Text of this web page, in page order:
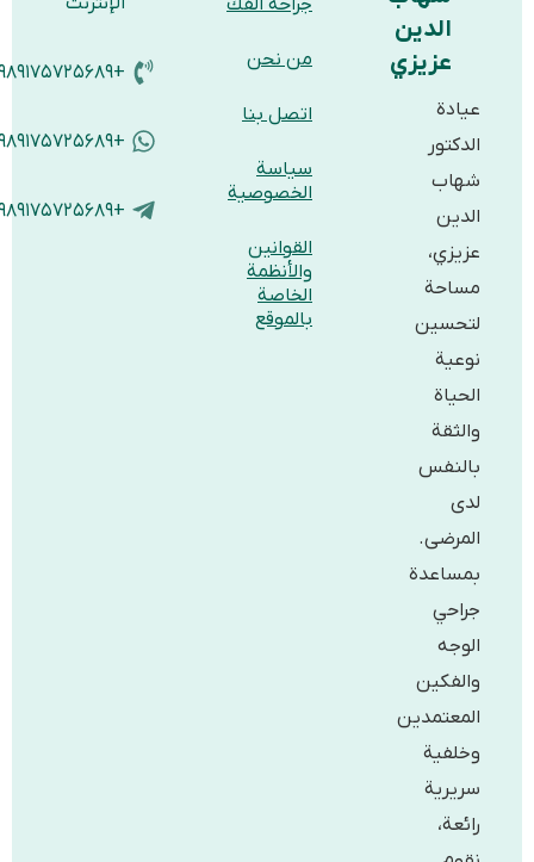
الدين
عزيزي
عيادة
الدكتور
شهاب
الدين
عزيزي،
مساحة
لتحسين
نوعية
الحياة
والثقة
بالنفس
لدى
المرضى.
بمساعدة
جراحي
الوجه
والفكين
المعتمدين
وخلفية
سريرية
رائعة،
من نحن
اتصل بنا
سياسة
الخصوصية
القوانين
والأنظمة
الخاصة
بالموقع
+۹۸۹۱۷۵۷۲۵۶۸۹
+۹۸۹۱۷۵۷۲۵۶۸۹
+۹۸۹۱۷۵۷۲۵۶۸۹